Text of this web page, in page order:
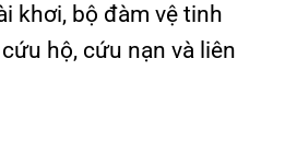
khơi, bộ đàm vệ tinh
hộ, cứu nạn và liên